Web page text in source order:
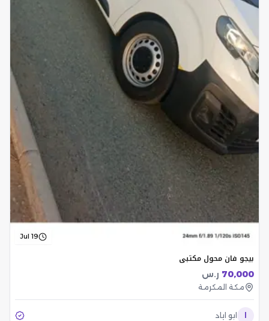
Jul 19
بيجو فان محول مكتبي
70,000 ر.س
مكة المكرمة
ابو اياد